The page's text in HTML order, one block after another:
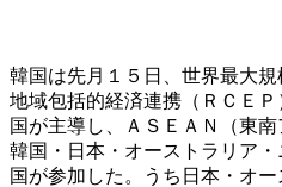
韓国は先月１５日、世界最大
地域包括的経済連携（ＲＣＥ
国が主導し、ＡＳＥＡＮ（東
韓国・日本・オーストラリア
国が参加した。うち日本・オ